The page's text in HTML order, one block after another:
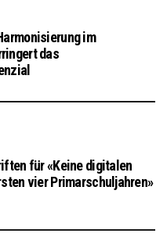
im
das
für «Keine digitalen
vier Primarschuljahren»